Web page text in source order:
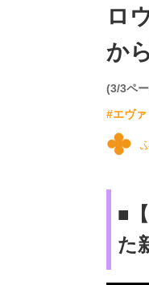
ロ
か
(3/3ペ
#エヴァ
■
た